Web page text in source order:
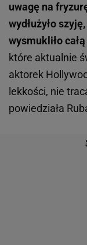
uwagę na
wydłużyło
wysmukliło
które aktualnie
aktorek
lekkości, nie
powiedziała